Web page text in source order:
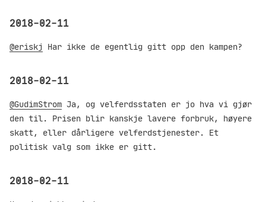
2018-02-11
@eriskj Har ikke de egentlig gitt opp den kampen?
2018-02-11
@GudimStrom Ja, og velferdsstaten er jo hva vi gjør
den til. Prisen blir kanskje lavere forbruk, høyere
skatt, eller dårligere velferdstjenester. Et
politisk valg som ikke er gitt.
2018-02-11